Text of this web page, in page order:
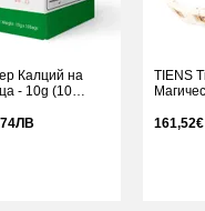
Калций на
- 10g (10
TIENS